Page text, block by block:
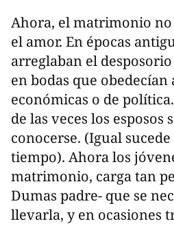
Ahora, el matrimonio no
el amor. En épocas
arreglaban el
en bodas que
económicas o de
de las veces los esposos
conocerse. (Igual
tiempo). Ahora los
matrimonio, carga tan
Dumas padre- que se
llevarla, y en ocasiones